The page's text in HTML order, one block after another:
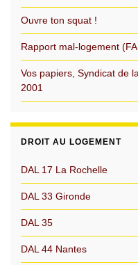
Ouvre ton squat !
Rapport mal-logement
Vos papiers, Syndicat de
2001
DROIT AU LOGEMENT
DAL 17 La Rochelle
DAL 33 Gironde
DAL 35
DAL 44 Nantes